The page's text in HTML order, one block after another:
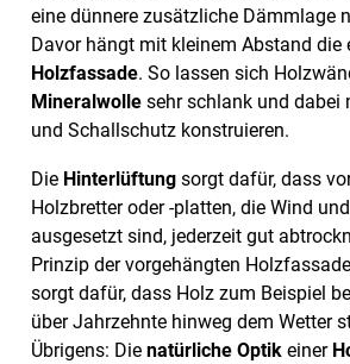
eine dünnere zusätzliche Dämmlage
Davor hängt mit kleinem Abstand die
Holzfassade. So lassen sich
Mineralwolle sehr schlank und dabei
und Schallschutz konstruieren.
Die Hinterlüftung sorgt dafür, dass
Holzbretter oder -platten, die Wind
ausgesetzt sind, jederzeit gut
Prinzip der vorgehängten
sorgt dafür, dass Holz zum Beispiel
über Jahrzehnte hinweg dem Wetter
Übrigens: Die natürliche Optik einer